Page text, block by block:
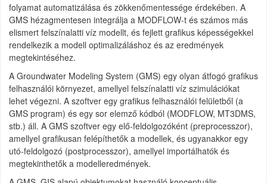
folyamat automatizálása és zökkenőmentessége érdekében. A
GMS hézagmentesen integrálja a MODFLOW-t és számos más
elismert felszínalatti víz modellt, és fejlett grafikus képességekkel
rendelkezik a modell optimalizáláshoz és az eredmények
megtekintéséhez.
A Groundwater Modeling System (GMS) egy olyan átfogó grafikus
felhasználói környezet, amellyel felszínalatti víz szimulációkat
lehet végezni. A szoftver egy grafikus felhasználói felületből (a
GMS program) és egy sor elemző kódból (MODFLOW, MT3DMS,
stb.) áll. A GMS szoftver egy elő-feldolgozóként (preprocesszor),
amellyel grafikusan felépíthetők a modellek, és ugyanakkor egy
utó-feldolgozó (postprocesszor), amellyel importálhatók és
megtekinthetők a modelleredmények.